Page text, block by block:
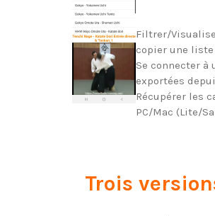
Filtrer/
copier une
Se connecter à
exportées
Récupérer les
PC/Mac (Lite/
Trois